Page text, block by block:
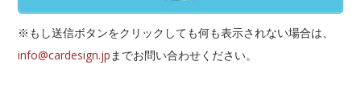
※もし送信ボタンをクリックしても何も表示されない場合は、
info@cardesign.jp までお問い合わせください。